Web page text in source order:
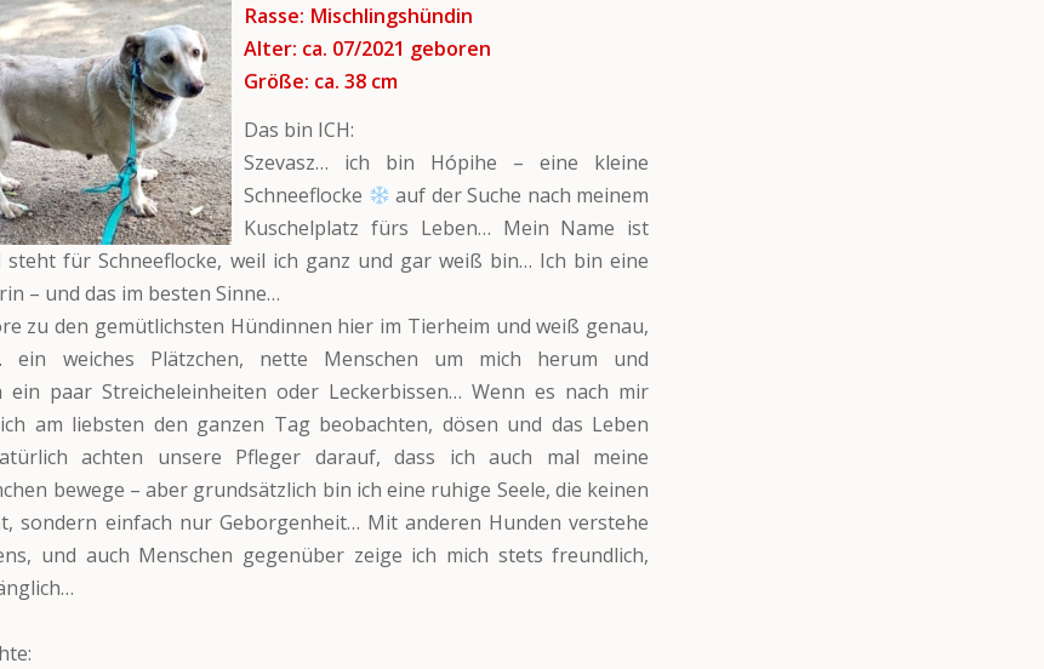
Rasse: Mischlingshündin
Alter: ca. 07/2021 geboren
Größe: ca. 38 cm
Das bin ICH:
Szevasz… ich bin Hópihe – eine kleine
Schneeflocke
auf der Suche nach meinem
Kuschelplatz fürs Leben… Mein Name ist
steht für Schneeflocke, weil ich ganz und gar weiß bin… Ich bin eine
– und das im besten Sinne…
zu den gemütlichsten Hündinnen hier im Tierheim und weiß genau,
ein weiches Plätzchen, nette Menschen um mich herum und
ein paar Streicheleinheiten oder Leckerbissen… Wenn es nach mir
am liebsten den ganzen Tag beobachten, dösen und das Leben
achten unsere Pfleger darauf, dass ich auch mal meine
bewege – aber grundsätzlich bin ich eine ruhige Seele, die keinen
sondern einfach nur Geborgenheit… Mit anderen Hunden verstehe
und auch Menschen gegenüber zeige ich mich stets freundlich,